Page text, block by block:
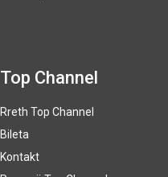
Top Channel
Rreth Top Channel
Bileta
Kontakt